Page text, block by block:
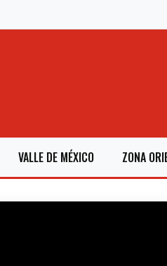
VALLE DE MÉXICO ZONA